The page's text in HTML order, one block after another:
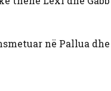
në Pallua